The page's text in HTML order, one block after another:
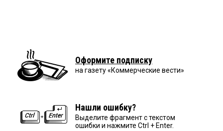
Оформите подписку
на газету «Коммерческие вести»
Нашли ошибку?
Выделите фрагмент с текстом
ошибки и нажмите Ctrl + Enter.